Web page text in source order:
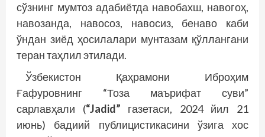
сўзнинг мумтоз адабиётда навобахш, навогоҳ,
навозанда, навосоз, навосиз, бенаво каби
ўндан зиёд ҳосилалари мунтазам қўллангани
теран таҳлил этилади.
Ўзбекистон Қаҳрамони Иброҳим
Ғафуровнинг “Тоза маърифат суви”
сарлавҳали (“Jadid” газетаси, 2024 йил 21
июнь) бадиий публицистикасини ўзига хос